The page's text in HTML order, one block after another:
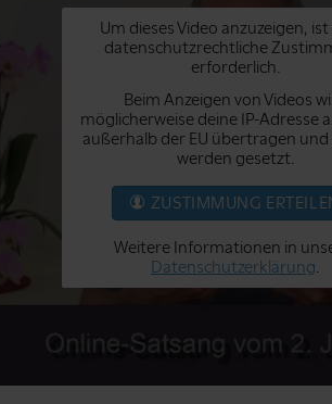
Um dieses Video anzuzeigen,
datenschutzrechtliche
erforderlich.
Beim Anzeigen von Videos
möglicherweise deine IP-Adresse
außerhalb der EU übertragen und
werden gesetzt.
ZUSTIMMUNG
Weitere Informationen in
Datenschutzerklärung.